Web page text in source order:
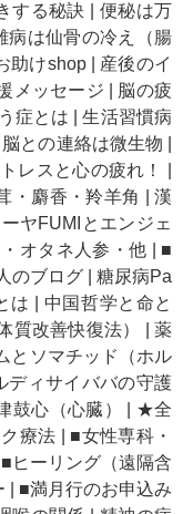
する秘訣
便秘は万
病は仙骨の冷え（腸
助けshop| 産後のイ
メッセージ
脳の疲
症とは |生活習慣病
との連絡は微生物
レスと心の疲れ！
・麝香・羚羊角 |漢
ヤFUMIとエンジェ
オタネ人参・他
■
のブログ
糖尿病Pa
は
中国哲学と命と
質改善快復法） |薬
とソマチッド（ホル
ディサイババの守護
鼓心（心臓）
★全
療法
■女性専科・
■ヒーリング（遠隔含
■満月行のお申込み